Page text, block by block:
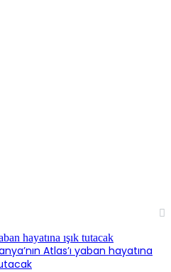
Atlas’ı yaban hayatına